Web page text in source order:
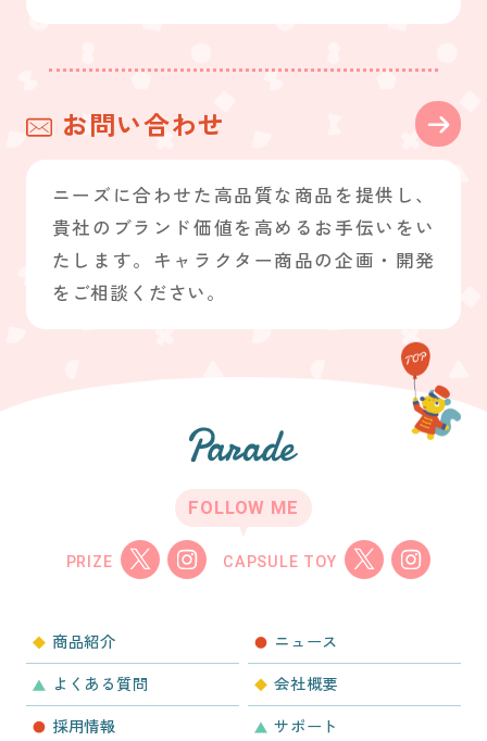
お問い合わせ
ニーズに合わせた高品質な商品を提供し、
貴社のブランド価値を高めるお手伝いをい
たします。キャラクター商品の企画・開発
をご相談ください。
FOLLOW ME
PRIZE CAPSULE TOY
商品紹介 ニュース
よくある質問 会社概要
採用情報 サポート